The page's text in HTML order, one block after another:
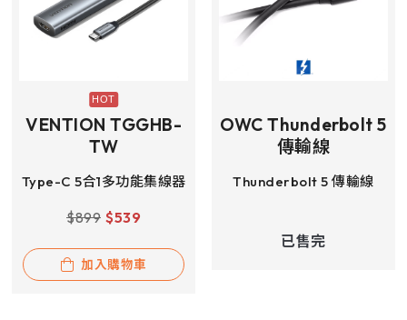
VENTION TGGHB-
TW
Type-C 5合1多功能集線器
$899 $539
加入購物車
OWC Thunderbolt 5
傳輸線
Thunderbolt 5 傳輸線
已售完